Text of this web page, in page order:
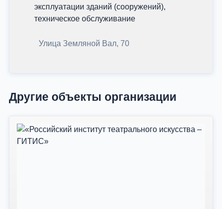
эксплуатации зданий (сооружений),
техническое обслуживание
Улица Земляной Вал, 70
Другие объекты организации